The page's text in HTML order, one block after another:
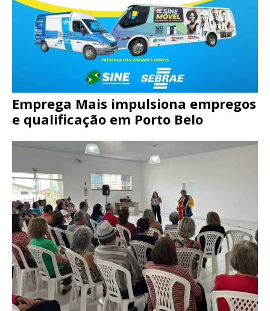
Emprega Mais impulsiona empregos
e qualificação em Porto Belo